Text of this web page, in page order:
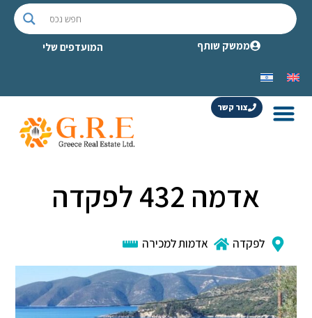
ממשק שותף המועדפים שלי
צור קשר
אדמה 432 לפקדה
לפקדה אדמות למכירה